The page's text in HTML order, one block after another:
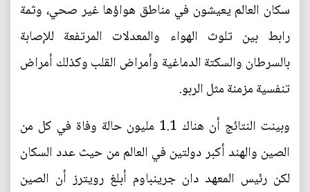
سكان العالم يعيشون في مناطق هواؤها غير صحي، وثمة
رابط بين تلوث الهواء والمعدلات المرتفعة للإصابة
بالسرطان والسكتة الدماغية وأمراض القلب وكذلك أمراض
تنفسية مزمنة مثل الربو.
وبينت النتائج أن هناك 1.1 مليون حالة وفاة في كل من
الصين والهند أكبر دولتين في العالم من حيث عدد السكان
لكن رئيس المعهد دان جرينباوم أبلغ رويترز أن الصين